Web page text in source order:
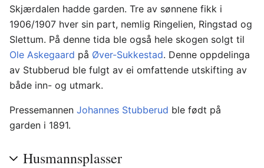
Skjærdalen hadde garden. Tre av sønnene fikk i
1906/1907 hver sin part, nemlig Ringelien, Ringstad og
Slettum. På denne tida ble også hele skogen solgt til
Ole Askegaard på Øver-Sukkestad. Denne oppdelinga
av Stubberud ble fulgt av ei omfattende utskifting av
både inn- og utmark.
Pressemannen Johannes Stubberud ble født på
garden i 1891.
Husmannsplasser